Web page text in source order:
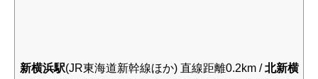
新横浜駅(JR東海道新幹線ほか) 直線距離0.2km /北新横